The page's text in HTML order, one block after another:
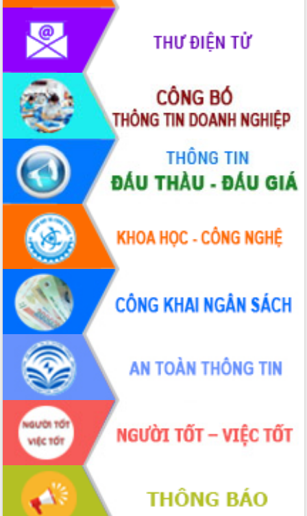
Đảm bảo cuộc bầu cử đại biểu Quốc
hội và đại biểu HĐND các cấp diễn ra
an toàn, hiệu quả, đúng quy định
Thủ tướng Chính phủ Phạm Minh Chính
kiểm tra, chỉ đạo hoàn thành các dự
án cao tốc và thăm khu tái định cư tại
Đắk Lắk
Sôi nổi Hội đua ngựa truyền thống Gò
Thì Thùng mừng Xuân Bính Ngọ 2026
Lãnh đạo tỉnh dâng hương tưởng niệm
tại Đập Đồng Cam đầu Xuân Bính Ngọ
Ngành nông nghiệp phấn đấu tăng
trưởng đạt 5,86% trong năm 2026
UBND tỉnh Đắk Lắk triển khai công tác
quốc phòng, quân sự địa phương năm
2026
Đắk Lắk tập trung toàn lực khắc phục
tồn tại IUU, sẵn sàng làm việc với
Đoàn thanh tra EC
Chủ tịch UBND tỉnh Tạ Anh Tuấn thăm,
chúc mừng các bệnh viện nhân Ngày
Thầy thuốc Việt Nam
Rộn ràng lễ hội truyền thống Sông
nước Đà Nông lần thứ I năm 2026
Kỳ họp Chuyên đề lần thứ Năm, HĐND
tỉnh Đắk Lắk thông qua các nghị quyết
quan trọng
Thống nhất danh sách giới thiệu ứng
cử đại biểu Quốc hội khoá XVI và đại
biểu HĐND tỉnh Đắk Lắk, nhiệm kỳ
2026-2031
Phát động hai phong trào thi đua quan
trọng trong kỷ nguyên mới
Hội nghị lần thứ tư Ban Chỉ đạo công